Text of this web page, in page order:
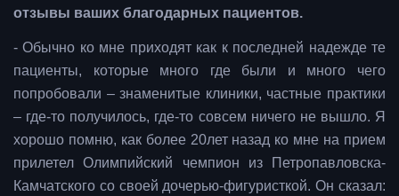
отзывы ваших благодарных пациентов.
- Обычно ко мне приходят как к последней надежде те
пациенты, которые много где были и много чего
попробовали – знаменитые клиники, частные практики
– где-то получилось, где-то совсем ничего не вышло. Я
хорошо помню, как более 20лет назад ко мне на прием
прилетел Олимпийский чемпион из Петропавловска-
Камчатского со своей дочерью-фигуристкой. Он сказал: